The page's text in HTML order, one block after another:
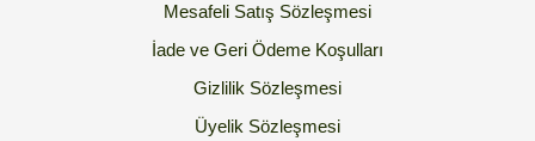
Mesafeli Satış Sözleşmesi
İade ve Geri Ödeme Koşulları
Gizlilik Sözleşmesi
Üyelik Sözleşmesi